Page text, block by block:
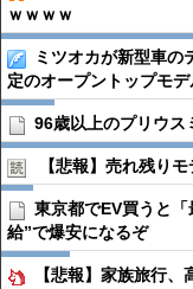
ｗｗｗｗ
ミツオカが新型車の
定のオープントップモデ
96歳以上のプリウス
【悲報】売れ残り
東京都でEV買うと
給”で爆安になるぞ
【悲報】家族旅行